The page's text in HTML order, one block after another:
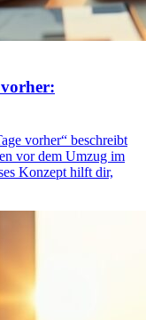
vorher“ beschreibt
vor dem Umzug im
Konzept hilft dir,